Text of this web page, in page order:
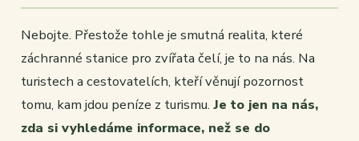
Nebojte. Přestože tohle je smutná realita, které
záchranné stanice pro zvířata čelí, je to na nás. Na
turistech a cestovatelích, kteří věnují pozornost
tomu, kam jdou peníze z turismu. Je to jen na nás,
zda si vyhledáme informace, než se do